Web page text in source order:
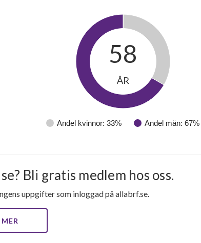
Andel kvinnor: 33% Andel män: 67%
58
ÅR
Bli gratis medlem hos oss.
uppgifter som inloggad på allabrf.se.